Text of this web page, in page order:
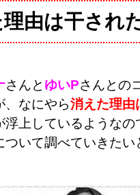
由は干され
さんと ゆいPさんとの
、なにやら消えた理由
浮上しているようなの
ついて調べていきたい